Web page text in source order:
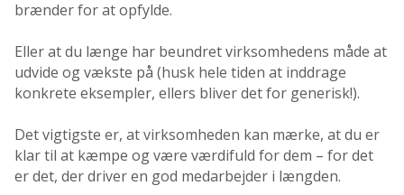
brænder for at opfylde.
Eller at du længe har beundret virksomhedens måde at
udvide og vækste på (husk hele tiden at inddrage
konkrete eksempler, ellers bliver det for generisk!).
Det vigtigste er, at virksomheden kan mærke, at du er
klar til at kæmpe og være værdifuld for dem – for det
er det, der driver en god medarbejder i længden.